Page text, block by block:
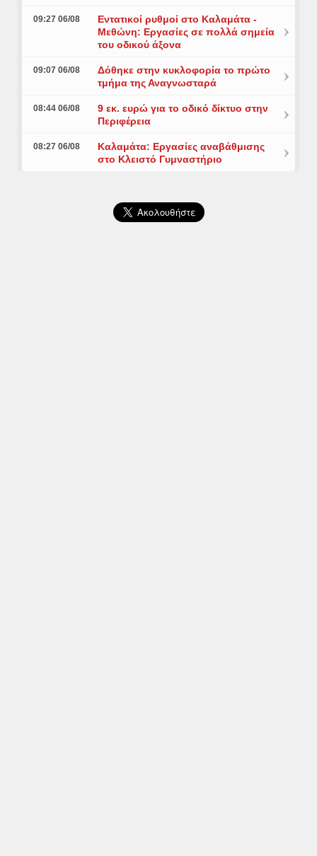
09:27 06/08
Εντατικοί ρυθμοί στο Καλαμάτα -
Μεθώνη: Εργασίες σε πολλά σημεία
του οδικού άξονα
09:07 06/08
Δόθηκε στην κυκλοφορία το πρώτο
τμήμα της Αναγνωσταρά
08:44 06/08
9 εκ. ευρώ για το οδικό δίκτυο στην
Περιφέρεια
08:27 06/08
Καλαμάτα: Εργασίες αναβάθμισης
στο Κλειστό Γυμναστήριο